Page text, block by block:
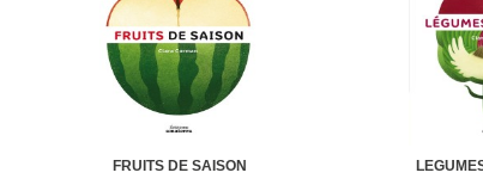
FRUITS DE SAISON